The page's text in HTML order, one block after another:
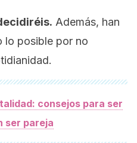
Además, han
lo posible por no
consejos para ser
ser pareja